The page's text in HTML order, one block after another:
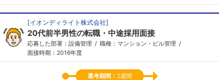
[イオンディライト株式会社]
20代前半男性の転職・中途採用面接
応募した部署：設備管理
職種：マンション・ビル管理
面接時期：2016年度
選考期間： 2週間